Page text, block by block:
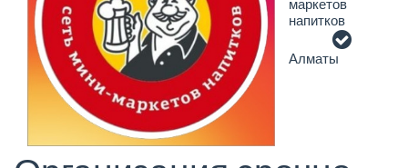
маркетов
напитков
Алматы